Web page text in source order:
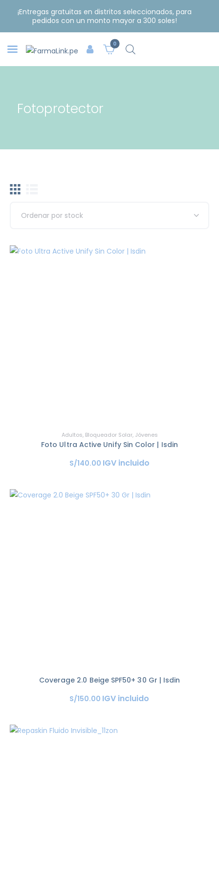
¡Entregas gratuitas en distritos seleccionados, para
pedidos con un monto mayor a 300 soles!
0
Fotoprotector
Adultos, Bloqueador Solar, Jóvenes
Foto Ultra Active Unify Sin Color | Isdin
S/140.00 IGV incluido
Coverage 2.0 Beige SPF50+ 30 Gr | Isdin
S/150.00 IGV incluido